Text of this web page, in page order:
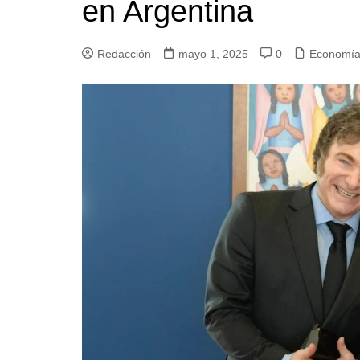
en Argentina
Redacción mayo 1, 2025 0 Economía